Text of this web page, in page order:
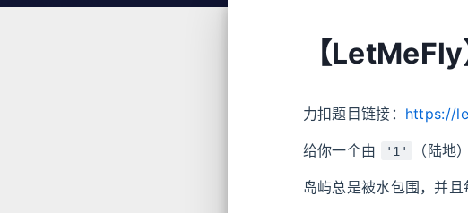
【
力扣题目链接： https://
给你一个由 '1' （陆地
岛屿总是被水包围，并